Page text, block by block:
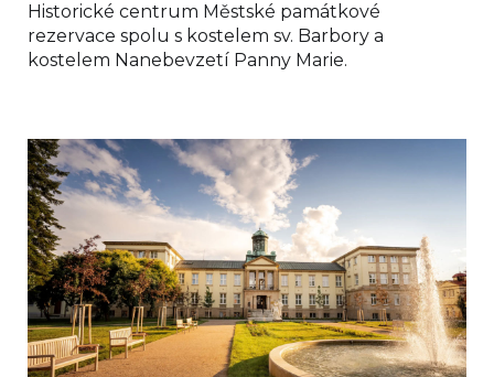
Historické centrum Městské památkové
rezervace spolu s kostelem sv. Barbory a
kostelem Nanebevzetí Panny Marie.